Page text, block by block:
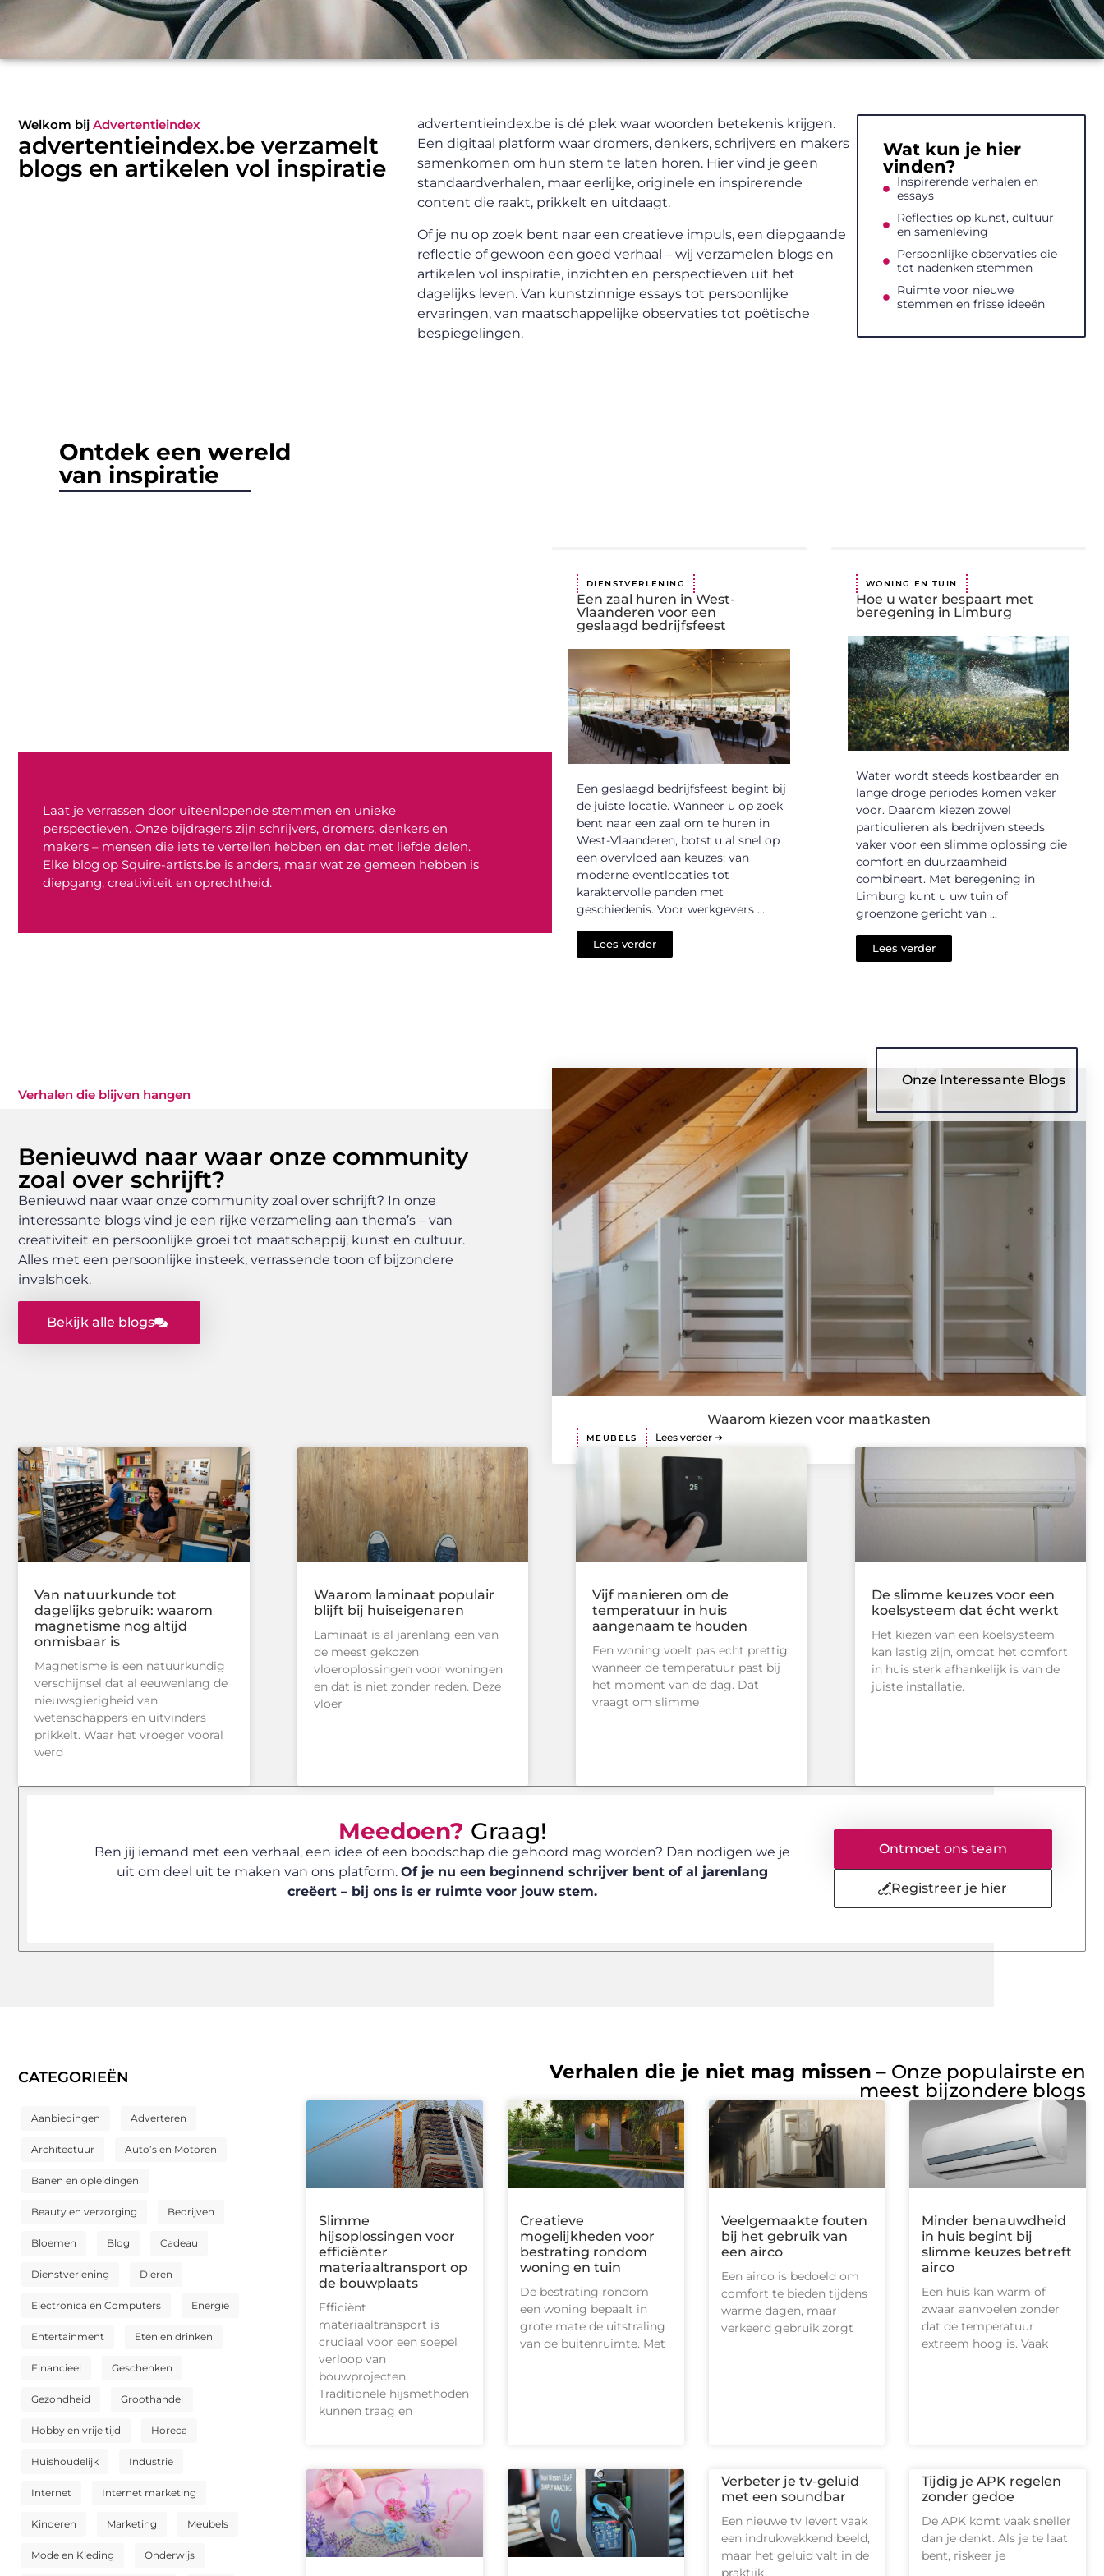
Welkom bij Advertentieindex
advertentieindex.be verzamelt
blogs en artikelen vol inspiratie
advertentieindex.be is dé plek waar woorden betekenis krijgen.
Een digitaal platform waar dromers, denkers, schrijvers en makers
samenkomen om hun stem te laten horen. Hier vind je geen
standaardverhalen, maar eerlijke, originele en inspirerende
content die raakt, prikkelt en uitdaagt.
Of je nu op zoek bent naar een creatieve impuls, een diepgaande
reflectie of gewoon een goed verhaal – wij verzamelen blogs en
artikelen vol inspiratie, inzichten en perspectieven uit het
dagelijks leven. Van kunstzinnige essays tot persoonlijke
ervaringen, van maatschappelijke observaties tot poëtische
bespiegelingen.
Wat kun je hier
vinden?
Inspirerende verhalen en
essays
Reflecties op kunst, cultuur
en samenleving
Persoonlijke observaties die
tot nadenken stemmen
Ruimte voor nieuwe
stemmen en frisse ideeën
Ontdek een wereld
van inspiratie
Laat je verrassen door uiteenlopende stemmen en unieke
perspectieven. Onze bijdragers zijn schrijvers, dromers, denkers en
makers – mensen die iets te vertellen hebben en dat met liefde delen.
Elke blog op Squire-artists.be is anders, maar wat ze gemeen hebben is
diepgang, creativiteit en oprechtheid.
DIENSTVERLENING
Een zaal huren in West-
Vlaanderen voor een
geslaagd bedrijfsfeest
Een geslaagd bedrijfsfeest begint bij
de juiste locatie. Wanneer u op zoek
bent naar een zaal om te huren in
West-Vlaanderen, botst u al snel op
een overvloed aan keuzes: van
moderne eventlocaties tot
karaktervolle panden met
geschiedenis. Voor werkgevers ...
Lees verder
WONING EN TUIN
Hoe u water bespaart met
beregening in Limburg
Water wordt steeds kostbaarder en
lange droge periodes komen vaker
voor. Daarom kiezen zowel
particulieren als bedrijven steeds
vaker voor een slimme oplossing die
comfort en duurzaamheid
combineert. Met beregening in
Limburg kunt u uw tuin of
groenzone gericht van ...
Lees verder
Onze Interessante Blogs
Verhalen die blijven hangen
Benieuwd naar waar onze community
zoal over schrijft?
Benieuwd naar waar onze community zoal over schrijft? In onze
interessante blogs vind je een rijke verzameling aan thema’s – van
creativiteit en persoonlijke groei tot maatschappij, kunst en cultuur.
Alles met een persoonlijke insteek, verrassende toon of bijzondere
invalshoek.
Bekijk alle blogs
Waarom kiezen voor maatkasten
MEUBELS Lees verder ➜
Van natuurkunde tot
dagelijks gebruik: waarom
magnetisme nog altijd
onmisbaar is
Magnetisme is een natuurkundig
verschijnsel dat al eeuwenlang de
nieuwsgierigheid van
wetenschappers en uitvinders
prikkelt. Waar het vroeger vooral
werd
Waarom laminaat populair
blijft bij huiseigenaren
Laminaat is al jarenlang een van
de meest gekozen
vloeroplossingen voor woningen
en dat is niet zonder reden. Deze
vloer
Vijf manieren om de
temperatuur in huis
aangenaam te houden
Een woning voelt pas echt prettig
wanneer de temperatuur past bij
het moment van de dag. Dat
vraagt om slimme
De slimme keuzes voor een
koelsysteem dat écht werkt
Het kiezen van een koelsysteem
kan lastig zijn, omdat het comfort
in huis sterk afhankelijk is van de
juiste installatie.
Meedoen? Graag!
Ben jij iemand met een verhaal, een idee of een boodschap die gehoord mag worden? Dan nodigen we je
uit om deel uit te maken van ons platform.Of je nu een beginnend schrijver bent of al jarenlang
creëert – bij ons is er ruimte voor jouw stem.
Ontmoet ons team
Registreer je hier
CATEGORIEËN
Aanbiedingen Adverteren
Architectuur Auto’s en Motoren
Banen en opleidingen
Beauty en verzorging Bedrijven
Bloemen Blog Cadeau
Dienstverlening Dieren
Electronica en Computers Energie
Entertainment Eten en drinken
Financieel Geschenken
Gezondheid Groothandel
Hobby en vrije tijd Horeca
Huishoudelijk Industrie
Internet Internet marketing
Kinderen Marketing Meubels
Mode en Kleding Onderwijs
Verhalen die je niet mag missen – Onze populairste en
meest bijzondere blogs
Slimme
hijsoplossingen voor
efficiënter
materiaaltransport op
de bouwplaats
Efficiënt
materiaaltransport is
cruciaal voor een soepel
verloop van
bouwprojecten.
Traditionele hijsmethoden
kunnen traag en
Creatieve
mogelijkheden voor
bestrating rondom
woning en tuin
De bestrating rondom
een woning bepaalt in
grote mate de uitstraling
van de buitenruimte. Met
Veelgemaakte fouten
bij het gebruik van
een airco
Een airco is bedoeld om
comfort te bieden tijdens
warme dagen, maar
verkeerd gebruik zorgt
Minder benauwdheid
in huis begint bij
slimme keuzes betreft
airco
Een huis kan warm of
zwaar aanvoelen zonder
dat de temperatuur
extreem hoog is. Vaak
Verbeter je tv-geluid
met een soundbar
Een nieuwe tv levert vaak
een indrukwekkend beeld,
maar het geluid valt in de
praktijk
Tijdig je APK regelen
zonder gedoe
De APK komt vaak sneller
dan je denkt. Als je te laat
bent, riskeer je